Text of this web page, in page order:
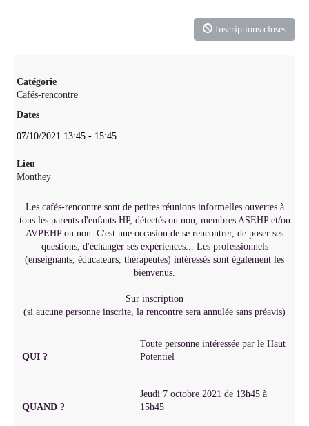
Inscriptions closes
Catégorie
Cafés-rencontre
Dates
07/10/2021 13:45 - 15:45
Lieu
Monthey
Les cafés-rencontre sont de petites réunions informelles ouvertes à
tous les parents d'enfants HP, détectés ou non, membres ASEHP et/ou
AVPEHP ou non. C'est une occasion de se rencontrer, de poser ses
questions, d'échanger ses expériences... Les professionnels
(enseignants, éducateurs, thérapeutes) intéressés sont également les
bienvenus.
Sur inscription
(si aucune personne inscrite, la rencontre sera annulée sans préavis)
QUI ?
Toute personne intéressée par le Haut
Potentiel
QUAND ?
Jeudi 7 octobre 2021 de 13h45 à
15h45